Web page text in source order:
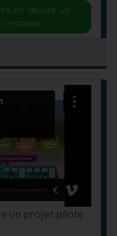
en œuvre un
un projet pilote